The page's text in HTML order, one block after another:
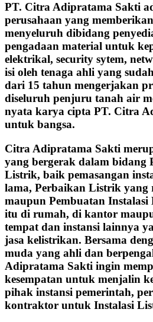
PT. Citra Adipratama Sakti
perusahaan yang
menyeluruh dibidang
pengadaan material untuk
elektrikal, security sytem,
isi oleh tenaga ahli yang
dari 15 tahun mengerjakan
diseluruh penjuru tanah air
nyata karya cipta PT. Citra
untuk bangsa.
Citra Adipratama Sakti
yang bergerak dalam bidang
Listrik, baik pemasangan
lama, Perbaikan Listrik yang
maupun Pembuatan
itu di rumah, di kantor
tempat dan instansi lainnya
jasa kelistrikan. Bersama
muda yang ahli dan
Adipratama Sakti ingin
kesempatan untuk menjalin
pihak instansi pemerintah,
kontraktor untuk Instalasi